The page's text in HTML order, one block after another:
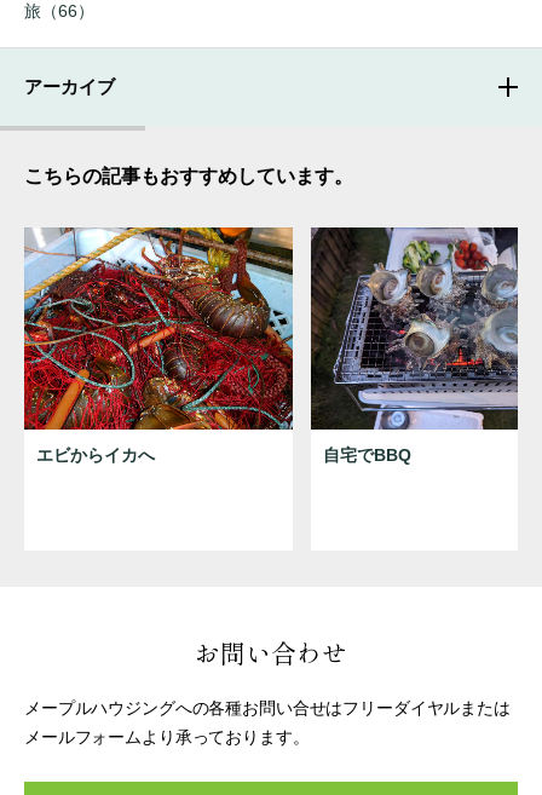
旅（66）
アーカイブ
こちらの記事もおすすめしています。
エビからイカへ 自宅でBBQ
お問い合わせ
メープルハウジングへの各種お問い合せはフリーダイヤルまたは
メールフォームより承っております。